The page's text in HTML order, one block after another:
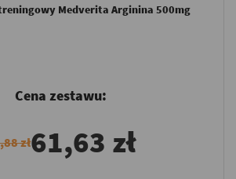
Medverita Arginina 500mg
Cena zestawu:
zł61,63 zł